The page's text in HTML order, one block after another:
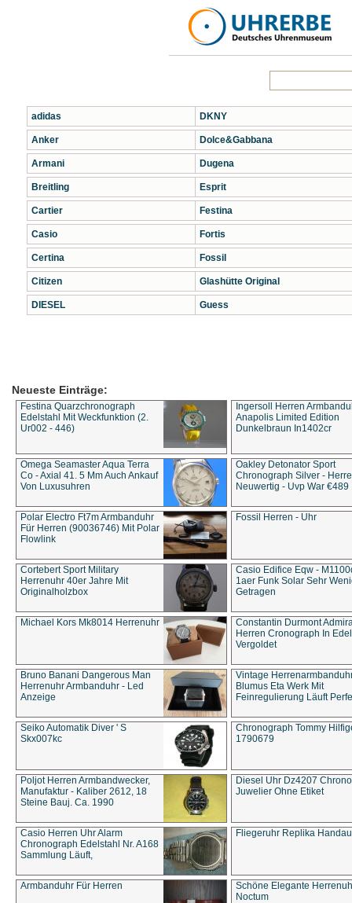
adidas
Anker
Armani
Breitling
Cartier
Casio
Certina
Citizen
DIESEL
DKNY
Dolce&Gabbana
Dugena
Esprit
Festina
Fortis
Fossil
Glashütte Original
Guess
Neueste Einträge:
Festina Quarzchronograph
Edelstahl Mit Weckfunktion (2.
Ur002 - 446)
Ingersoll Herren
Anapolis Limited Edition
Dunkelbraun In1402cr
Omega Seamaster Aqua Terra
Co - Axial 41. 5 Mm Auch Ankauf
Von Luxusuhren
Oakley Detonator Sport
Chronograph Silver -
Neuwertig - Uvp War €489
Polar Electro Ft7m Armbanduhr
Für Herren (90036746) Mit Polar
Flowlink
Fossil Herren - Uhr
Cortebert Sport Military
Herrenuhr 40er Jahre Mit
Originalholzbox
Casio Edifice Eqw -
1aer Funk Solar Sehr
Getragen
Michael Kors Mk8014 Herrenuhr
Constantin Durmont
Herren Cronograph In
Vergoldet
Bruno Banani Dangerous Man
Herrenuhr Armbanduhr - Led
Anzeige
Vintage
Blumus Eta Werk Mit
Feinregulierung Läuft
Seiko Automatik Diver ' S
Skx007kc
Chronograph Tommy
1790679
Poljot Herren Armbandwecker,
Manufaktur - Kaliber 2612, 18
Steine Bauj. Ca. 1990
Diesel Uhr Dz4207
Juwelier Ohne Etiket
Casio Herren Uhr Alarm
Chronograph Edelstahl Nr. A168
Sammlung Läuft,
Fliegeruhr Replika
Armbanduhr Für Herren
Schöne Elegante
Noctum